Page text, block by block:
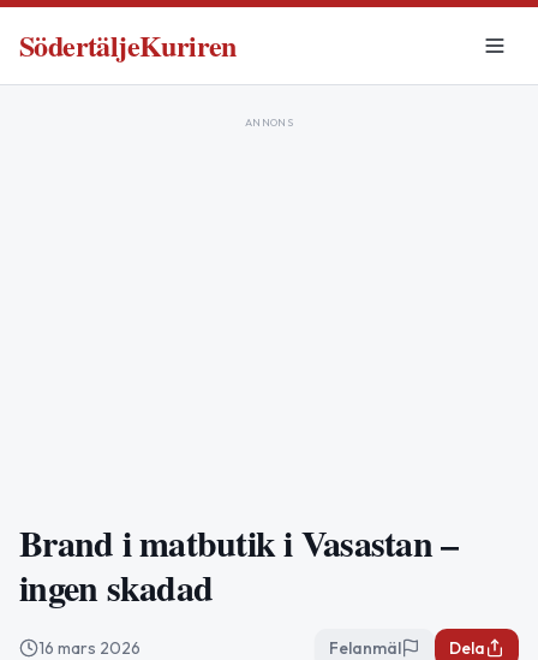
SödertäljeKuriren
ANNONS
Brand i matbutik i Vasastan –
ingen skadad
16 mars 2026 Felanmäl Dela